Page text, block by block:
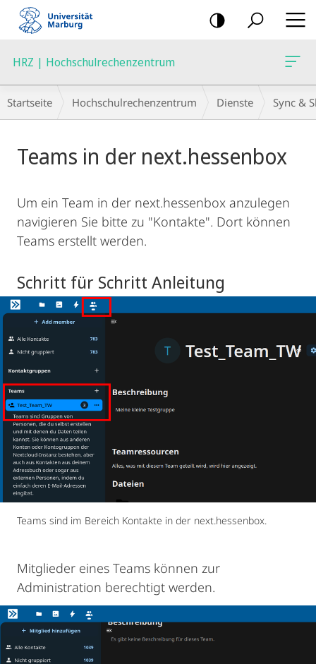
Mobile-
Navigation
HRZ | Hochschulrechenzentrum
Breadcrumb-
Navigation
Startseite Hochschulrechenzentrum Dienste Sync &
Teams in der next.hessenbox
Um ein Team in der next.hessenbox anzulegen
navigieren Sie bitte zu "Kontakte". Dort können
Teams erstellt werden.
Schritt für Schritt Anleitung
Teams sind im Bereich Kontakte in der next.hessenbox.
Mitglieder eines Teams können zur
Administration berechtigt werden.